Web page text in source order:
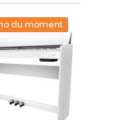
du moment